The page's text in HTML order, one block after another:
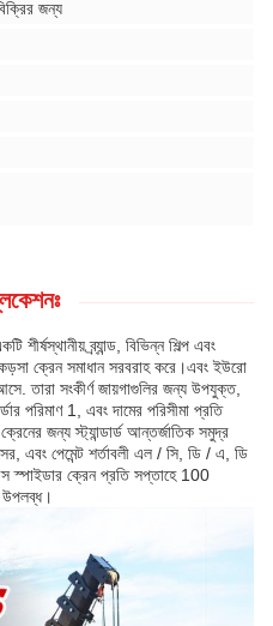
জন্য
ব্র্যান্ড, বিভিন্ন শিল্প এবং
ক্রেন সমাধান সরবরাহ করে।এবং ইউরো
তারা সংকীর্ণ জায়গাগুলির জন্য উপযুক্ত,
পরিমাণ 1, এবং দামের পরিসীমা প্রতি
জন্য স্ট্যান্ডার্ড আন্তর্জাতিক সমুদ্র
এবং পেমেন্ট শর্তাবলী এল / সি, ডি / এ, ডি
স্পাইডার ক্রেন প্রতি সপ্তাহে 100
উপলব্ধ।